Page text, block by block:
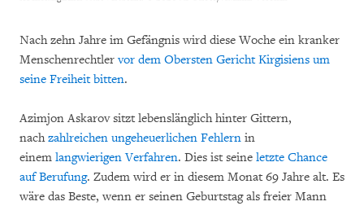
Nach zehn Jahre im Gefängnis wird diese Woche ein kranker
Menschenrechtlervor dem Obersten Gericht Kirgisiens um
seine Freiheit bitten.
Azimjon Askarov sitzt lebenslänglich hinter Gittern,
nachzahlreichen ungeheuerlichen Fehlern in
einem langwierigen Verfahren. Dies ist seine letzte Chance
auf Berufung. Zudem wird er in diesem Monat 69 Jahre alt. Es
wäre das Beste, wenn er seinen Geburtstag als freier Mann